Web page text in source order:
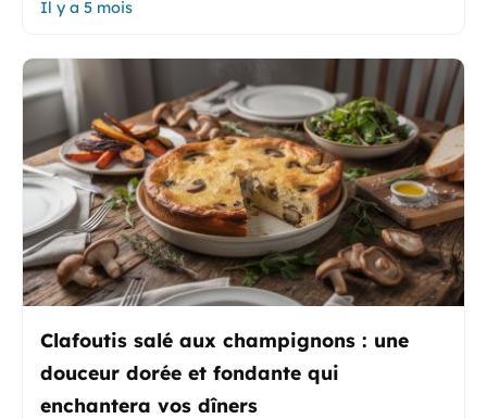
Il y a 5 mois
Clafoutis salé aux champignons : une
douceur dorée et fondante qui
enchantera vos dîners